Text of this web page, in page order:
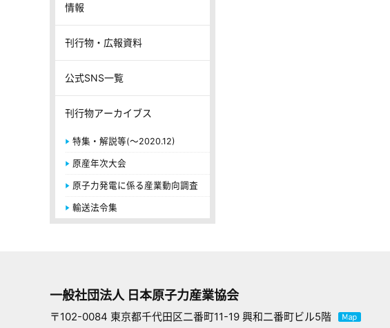
情報
刊行物・広報資料
公式SNS一覧
刊行物アーカイブス
特集・解説等(～2020.12)
原産年次大会
原子力発電に係る産業動向調査
輸送法令集
一般社団法人 日本原子力産業協会
〒102-0084 東京都千代田区二番町11-19 興和二番町ビル5階